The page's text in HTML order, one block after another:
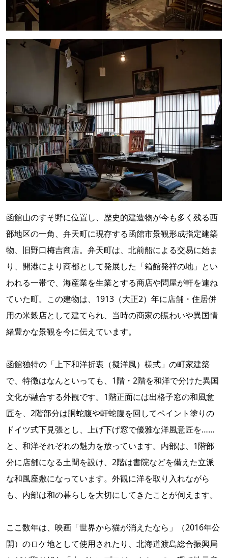
函館山のすそ野に位置し、歴史的建造物が今も多く残る西
部地区の一角、弁天町に現存する函館市景観形成指定建築
物、旧野口梅吉商店。弁天町は、北前船による交易に始ま
り、開港により商都として発展した「箱館発祥の地」とい
われる一帯で、海産業を生業とする商店や問屋が軒を連ね
ていた町。この建物は、1913（大正2）年に店舗・住居併
用の米穀店として建てられ、当時の商家の賑わいや異国情
緒豊かな景観を今に伝えています。
函館独特の「上下和洋折衷（擬洋風）様式」の町家建築
で、特徴はなんといっても、1階・2階を和洋で分けた異国
文化が融合する外観です。1階正面には出格子窓の和風意
匠を、2階部分は胴蛇腹や軒蛇腹を回してペイント塗りの
ドイツ式下見張とし、上げ下げ窓で優雅な洋風意匠を……
と、和洋それぞれの魅力を放っています。内部は、1階部
分に店舗になる土間を設け、2階は書院などを備えた立派
な和風座敷になっています。外観に洋を取り入れながら
も、内部は和の暮らしを大切にしてきたことが伺えます。
ここ数年は、映画「世界から猫が消えたなら」（2016年公
開）のロケ地として使用されたり、北海道渡島総合振興局